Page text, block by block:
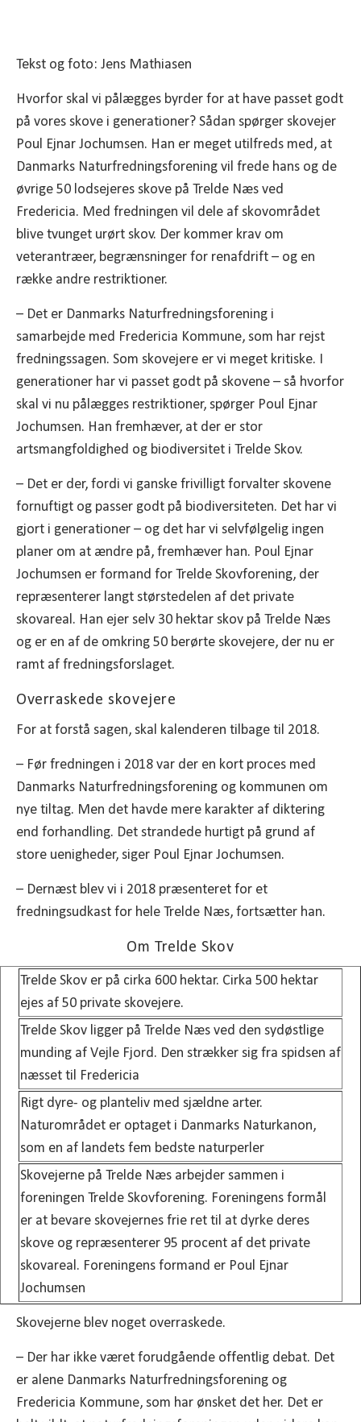
Tekst og foto: Jens Mathiasen
Hvorfor skal vi pålægges byrder for at have passet godt
på vores skove i generationer? Sådan spørger skovejer
Poul Ejnar Jochumsen. Han er meget utilfreds med, at
Danmarks Naturfredningsforening vil frede hans og de
øvrige 50 lodsejeres skove på Trelde Næs ved
Fredericia. Med fredningen vil dele af skovområdet
blive tvunget urørt skov. Der kommer krav om
veterantræer, begrænsninger for renafdrift – og en
række andre restriktioner.
– Det er Danmarks Naturfredningsforening i
samarbejde med Fredericia Kommune, som har rejst
fredningssagen. Som skovejere er vi meget kritiske. I
generationer har vi passet godt på skovene – så hvorfor
skal vi nu pålægges restriktioner, spørger Poul Ejnar
Jochumsen. Han fremhæver, at der er stor
artsmangfoldighed og biodiversitet i Trelde Skov.
– Det er der, fordi vi ganske frivilligt forvalter skovene
fornuftigt og passer godt på biodiversiteten. Det har vi
gjort i generationer – og det har vi selvfølgelig ingen
planer om at ændre på, fremhæver han. Poul Ejnar
Jochumsen er formand for Trelde Skovforening, der
repræsenterer langt størstedelen af det private
skovareal. Han ejer selv 30 hektar skov på Trelde Næs
og er en af de omkring 50 berørte skovejere, der nu er
ramt af fredningsforslaget.
Overraskede skovejere
For at forstå sagen, skal kalenderen tilbage til 2018.
– Før fredningen i 2018 var der en kort proces med
Danmarks Naturfredningsforening og kommunen om
nye tiltag. Men det havde mere karakter af diktering
end forhandling. Det strandede hurtigt på grund af
store uenigheder, siger Poul Ejnar Jochumsen.
– Dernæst blev vi i 2018 præsenteret for et
fredningsudkast for hele Trelde Næs, fortsætter han.
Om Trelde Skov
Trelde Skov er på cirka 600 hektar. Cirka 500 hektar
ejes af 50 private skovejere.
Trelde Skov ligger på Trelde Næs ved den sydøstlige
munding af Vejle Fjord. Den strækker sig fra spidsen af
næsset til Fredericia
Rigt dyre- og planteliv med sjældne arter.
Naturområdet er optaget i Danmarks Naturkanon,
som en af landets fem bedste naturperler
Skovejerne på Trelde Næs arbejder sammen i
foreningen Trelde Skovforening. Foreningens formål
er at bevare skovejernes frie ret til at dyrke deres
skove og repræsenterer 95 procent af det private
skovareal. Foreningens formand er Poul Ejnar
Jochumsen
Skovejerne blev noget overraskede.
– Der har ikke været forudgående offentlig debat. Det
er alene Danmarks Naturfredningsforening og
Fredericia Kommune, som har ønsket det her. Det er